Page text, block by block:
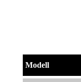
Modell